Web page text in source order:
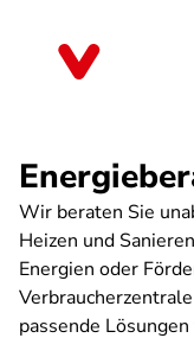
Wir beraten Sie
Heizen und
Energien oder
passende